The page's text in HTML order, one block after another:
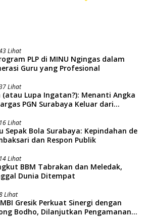
Lihat
PLP di MINU Ngingas dalam
Guru yang Profesional
Lihat
(atau Lupa Ingatan?): Menanti Angka
PGN Surabaya Keluar dari
16 Lihat
Sepak Bola Surabaya: Kepindahan de
dan Respon Publik
14 Lihat
BBM Tabrakan dan Meledak,
Dunia Ditempat
Lihat
Gresik Perkuat Sinergi dengan
Bodho, Dilanjutkan Pengamanan